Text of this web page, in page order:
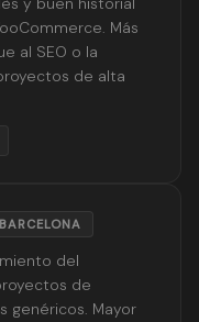
Más
al SEO o la
de alta
BARCELONA
del
de
genéricos. Mayor